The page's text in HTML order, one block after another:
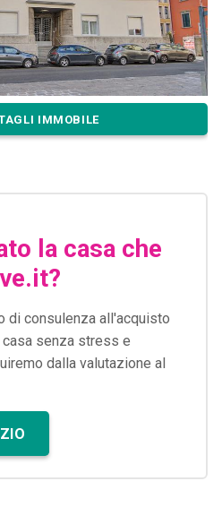
IMMOBILE
la casa che
di consulenza all'acquisto
senza stress e
dalla valutazione al